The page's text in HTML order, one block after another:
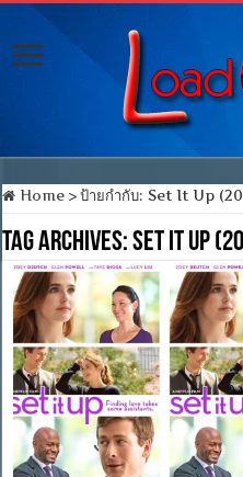
Home > ป้ายกำกับ:Set It Up
Tag Archives:Set It Up